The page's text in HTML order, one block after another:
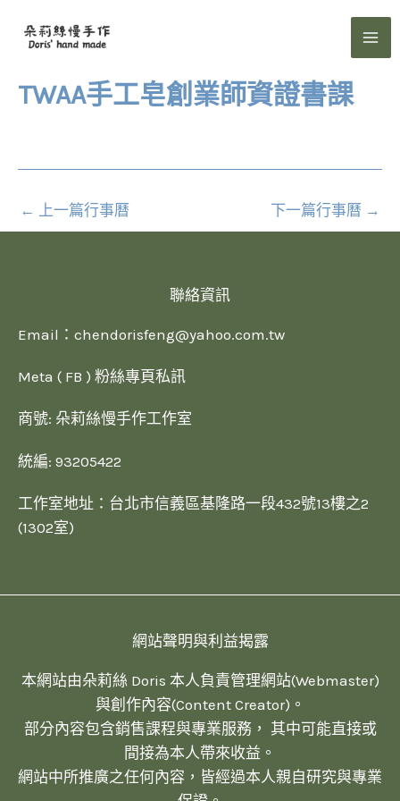
TWAA手工皂創業師資證書課
← 上一篇行事曆 下一篇行事曆 →
聯絡資訊
Email： chendorisfeng@yahoo.com.tw
Meta ( FB ) 粉絲專頁私訊
商號: 朵莉絲慢手作工作室
統編: 93205422
工作室地址：台北市信義區基隆路一段432號13樓之2
(1302室)
網站聲明與利益揭露
本網站由朵莉絲 Doris 本人負責管理網站(Webmaster)
與創作內容(Content Creator)。
部分內容包含銷售課程與專業服務， 其中可能直接或
間接為本人帶來收益。
網站中所推廣之任何內容，皆經過本人親自研究與專業